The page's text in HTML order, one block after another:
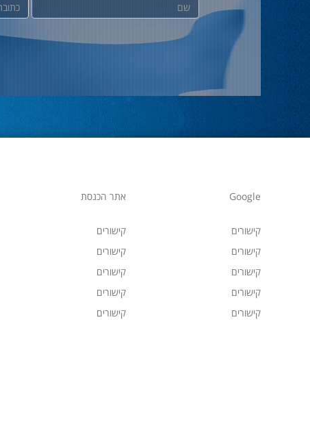
Google אתר הכנסת
קישורים קישורים
קישורים קישורים
קישורים קישורים
קישורים קישורים
קישורים קישורים